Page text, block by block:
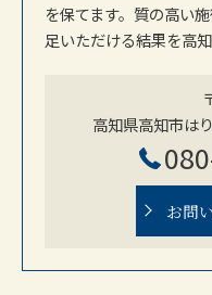
を保てます。質の高い
足いただける結果を高
高知県高知市は
お問